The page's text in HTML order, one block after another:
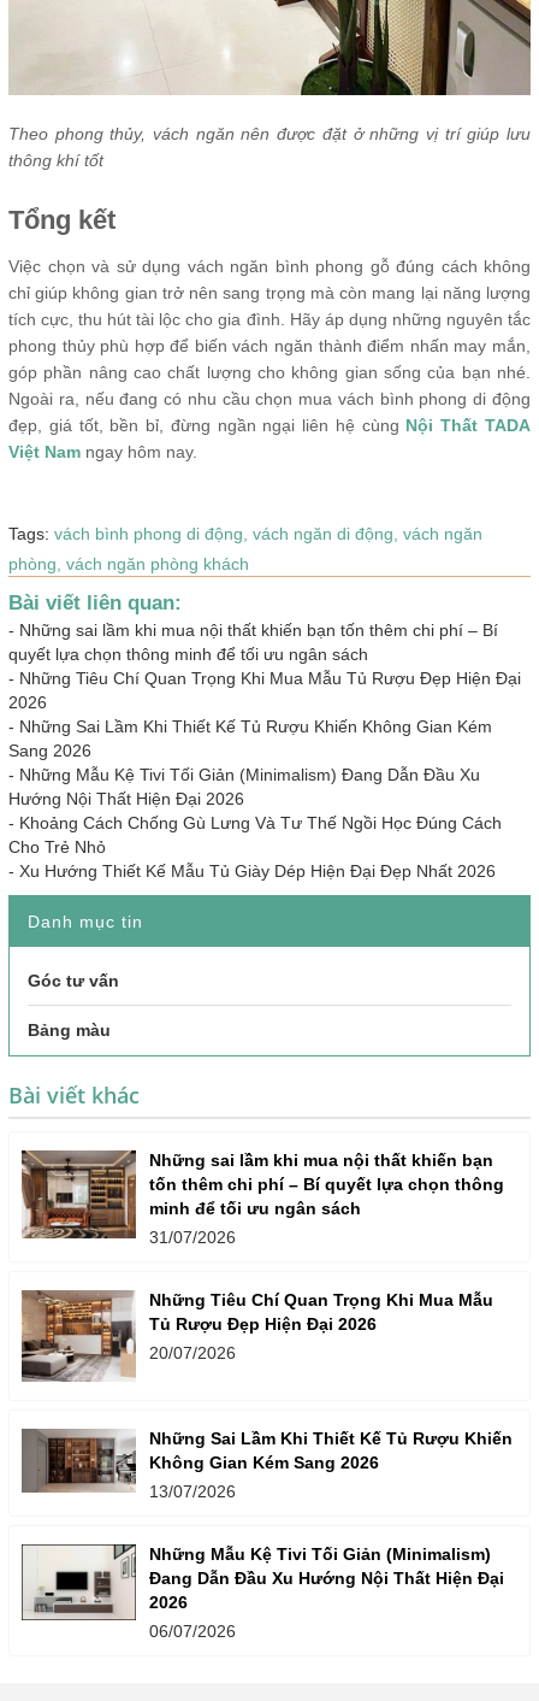
Theo phong thủy, vách ngăn nên được đặt ở những vị trí giúp lưu
thông khí tốt
Tổng kết
Việc chọn và sử dụng vách ngăn bình phong gỗ đúng cách không
chỉ giúp không gian trở nên sang trọng mà còn mang lại năng lượng
tích cực, thu hút tài lộc cho gia đình. Hãy áp dụng những nguyên tắc
phong thủy phù hợp để biến vách ngăn thành điểm nhấn may mắn,
góp phần nâng cao chất lượng cho không gian sống của bạn nhé.
Ngoài ra, nếu đang có nhu cầu chọn mua vách bình phong di động
đẹp, giá tốt, bền bỉ, đừng ngần ngại liên hệ cùng Nội Thất TADA
Việt Nam ngay hôm nay.
Tags: vách bình phong di động, vách ngăn di động, vách ngăn
phòng, vách ngăn phòng khách
Bài viết liên quan:
- Những sai lầm khi mua nội thất khiến bạn tốn thêm chi phí – Bí
quyết lựa chọn thông minh để tối ưu ngân sách
- Những Tiêu Chí Quan Trọng Khi Mua Mẫu Tủ Rượu Đẹp Hiện Đại
2026
- Những Sai Lầm Khi Thiết Kế Tủ Rượu Khiến Không Gian Kém
Sang 2026
- Những Mẫu Kệ Tivi Tối Giản (Minimalism) Đang Dẫn Đầu Xu
Hướng Nội Thất Hiện Đại 2026
- Khoảng Cách Chống Gù Lưng Và Tư Thế Ngồi Học Đúng Cách
Cho Trẻ Nhỏ
- Xu Hướng Thiết Kế Mẫu Tủ Giày Dép Hiện Đại Đẹp Nhất 2026
Danh mục tin
Góc tư vấn
Bảng màu
Bài viết khác
Những sai lầm khi mua nội thất khiến bạn
tốn thêm chi phí – Bí quyết lựa chọn thông
minh để tối ưu ngân sách
31/07/2026
Những Tiêu Chí Quan Trọng Khi Mua Mẫu
Tủ Rượu Đẹp Hiện Đại 2026
20/07/2026
Những Sai Lầm Khi Thiết Kế Tủ Rượu Khiến
Không Gian Kém Sang 2026
13/07/2026
Những Mẫu Kệ Tivi Tối Giản (Minimalism)
Đang Dẫn Đầu Xu Hướng Nội Thất Hiện Đại
2026
06/07/2026